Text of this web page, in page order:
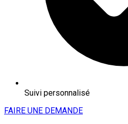
Suivi personnalisé
FAIRE UNE DEMANDE